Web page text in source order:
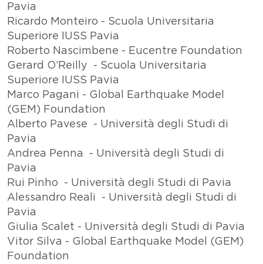
Pavia
Ricardo Monteiro - Scuola Universitaria
Superiore IUSS Pavia
Roberto Nascimbene - Eucentre Foundation
Gerard O’Reilly - Scuola Universitaria
Superiore IUSS Pavia
Marco Pagani - Global Earthquake Model
(GEM) Foundation
Alberto Pavese - Università degli Studi di
Pavia
Andrea Penna - Università degli Studi di
Pavia
Rui Pinho - Università degli Studi di Pavia
Alessandro Reali - Università degli Studi di
Pavia
Giulia Scalet - Università degli Studi di Pavia
Vitor Silva - Global Earthquake Model (GEM)
Foundation